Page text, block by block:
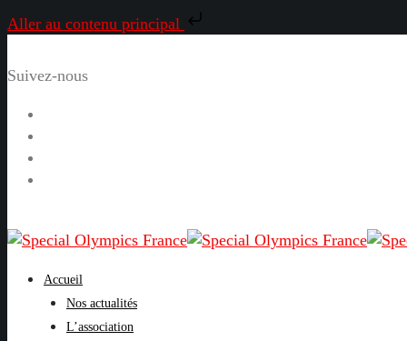
Aller au contenu principal
Suivez-nous
Accueil
Nos actualités
L’association